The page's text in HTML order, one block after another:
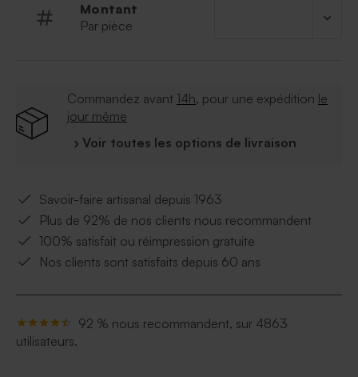
Montant
Par pièce
Commandez avant 14h, pour une expédition le
jour même
› Voir toutes les options de livraison
Savoir-faire artisanal depuis 1963
Plus de 92% de nos clients nous recommandent
100% satisfait ou réimpression gratuite
Nos clients sont satisfaits depuis 60 ans
92 % nous recommandent, sur 4863
utilisateurs.